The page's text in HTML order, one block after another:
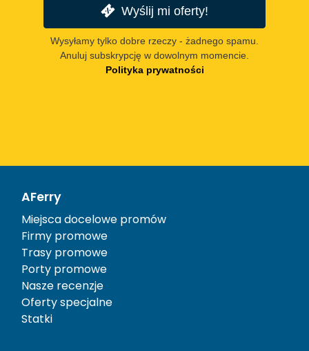
Wyślij mi oferty!
Wysyłamy tylko dobre rzeczy - żadnego spamu.
Anuluj subskrypcję w dowolnym momencie.
Polityka prywatności
AFerry
Miejsca docelowe promów
Firmy promowe
Trasy promowe
Porty promowe
Nasze recenzje
Oferty specjalne
Statki